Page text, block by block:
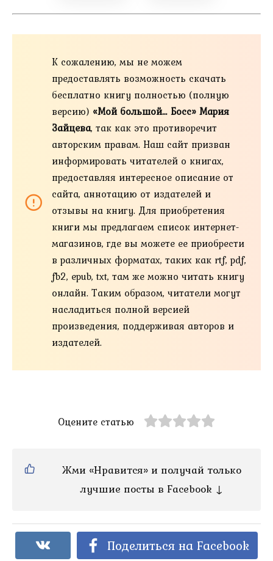
К сожалению, мы не можем
предоставлять возможность скачать
бесплатно книгу полностью (полную
версию) «Мой большой… Босс» Мария
Зайцева, так как это противоречит
авторским правам. Наш сайт призван
информировать читателей о книгах,
предоставляя интересное описание от
сайта, аннотацию от издателей и
отзывы на книгу. Для приобретения
книги мы предлагаем список интернет-
магазинов, где вы можете ее приобрести
в различных форматах, таких как rtf, pdf,
fb2, epub, txt, там же можно читать книгу
онлайн. Таким образом, читатели могут
насладиться полной версией
произведения, поддерживая авторов и
издателей.
Оцените статью
Жми «Нравится» и получай только
лучшие посты в Facebook ↓
Поделиться на Facebook